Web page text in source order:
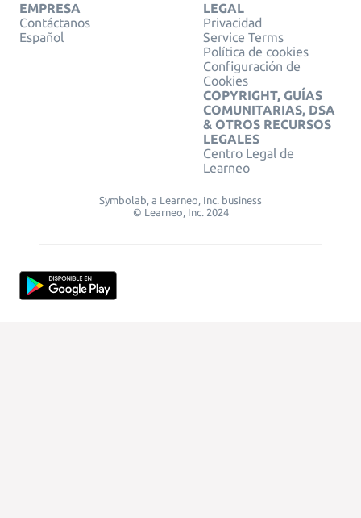
EMPRESA
Contáctanos
Español
LEGAL
Privacidad
Service Terms
Política de cookies
Configuración de
Cookies
COPYRIGHT, GUÍAS
COMUNITARIAS, DSA
& OTROS RECURSOS
LEGALES
Centro Legal de
Learneo
Symbolab, a Learneo, Inc. business
© Learneo, Inc. 2024